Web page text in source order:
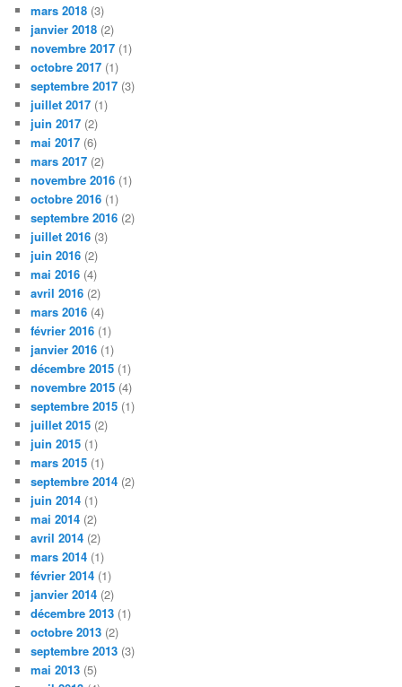
mars 2018 (3)
janvier 2018 (2)
novembre 2017 (1)
octobre 2017 (1)
septembre 2017 (3)
juillet 2017 (1)
juin 2017 (2)
mai 2017 (6)
mars 2017 (2)
novembre 2016 (1)
octobre 2016 (1)
septembre 2016 (2)
juillet 2016 (3)
juin 2016 (2)
mai 2016 (4)
avril 2016 (2)
mars 2016 (4)
février 2016 (1)
janvier 2016 (1)
décembre 2015 (1)
novembre 2015 (4)
septembre 2015 (1)
juillet 2015 (2)
juin 2015 (1)
mars 2015 (1)
septembre 2014 (2)
juin 2014 (1)
mai 2014 (2)
avril 2014 (2)
mars 2014 (1)
février 2014 (1)
janvier 2014 (2)
décembre 2013 (1)
octobre 2013 (2)
septembre 2013 (3)
mai 2013 (5)